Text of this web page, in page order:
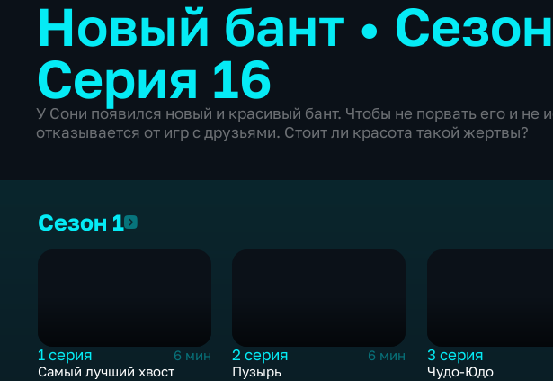
Новый бант • Сезон
Серия 16
У Сони появился новый и красивый бант. Чтобы не порвать его и не
отказывается от игр с друзьями. Стоит ли красота такой жертвы?
Сезон 1Сезон 1
1 серия
6 мин
Самый лучший хвост
2 серия
6 мин
Пузырь
3 серия
Чудо-Юдо